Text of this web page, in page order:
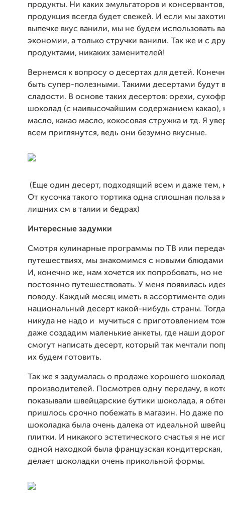
продукты. Ни каких эмульгаторов и
продукция всегда будет свежей. И если мы
выпечке вкус ванили, мы не будем использовать
экономии, а только стручки ванили. Так же и с
продуктами, никаких заменителей!
Вернемся к вопросу о десертах для детей.
быть супер-полезными. Такими десертами будут
сладости. В основе таких десертов: орехи,
шоколад (с наивысочайшим содержанием какао),
масло, какао масло, кокосовая стружка и тд. Я
всем приглянутся, ведь они безумно вкусные.
(Еще один десерт, подходящий всем и даже тем,
От кусочка такого тортика одна сплошная польза
лишних см в талии и бедрах)
Интересные задумки
Смотря кулинарные программы по ТВ или
путешествиях, мы знакомимся с новыми блюдами
И, конечно же, нам хочется их попробовать, но не
постоянно путешествовать. У меня появилась
поводу. Каждый месяц иметь в ассортименте
национальный десерт какой-нибудь страны.
никуда не надо и мучиться с приготовлением
даже создадим маленькие анкеты, где наши
смогут написать десерт, который так мечтали
их будем готовить.
Так же я задумалась о продаже хорошего
производителей. Посмотрев одну передачу, в
показывали швейцарские бутики шоколада, я
пришлось срочно побежать в магазин. Но даже
шоколадка была очень далека от идеальной
плитки. И никакого эстетического счастья я не
одной находкой была французская кондитерская,
делает шоколадки очень прикольной формы.